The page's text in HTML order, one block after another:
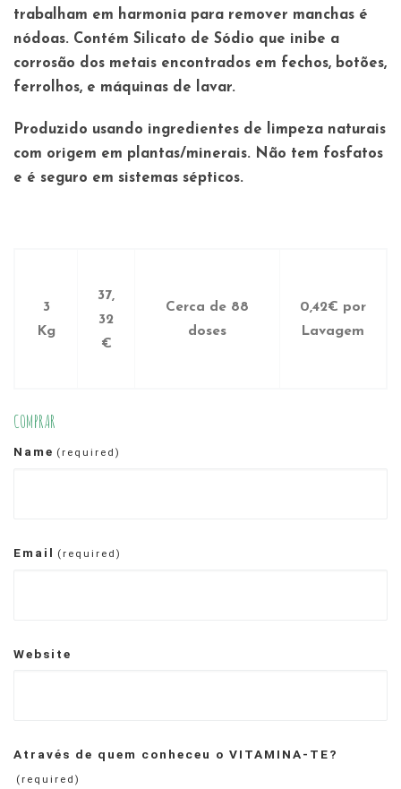
trabalham em harmonia para remover manchas é
nódoas. Contém Silicato de Sódio que inibe a
corrosão dos metais encontrados em fechos, botões,
ferrolhos, e máquinas de lavar.
Produzido usando ingredientes de limpeza naturais
com origem em plantas/minerais. Não tem fosfatos
e é seguro em sistemas sépticos.
3
Kg
37,
32
€
Cerca de 88
doses
0,42€ por
Lavagem
COMPRAR
Name (required)
Email (required)
Website
Através de quem conheceu o VITAMINA-TE?
(required)